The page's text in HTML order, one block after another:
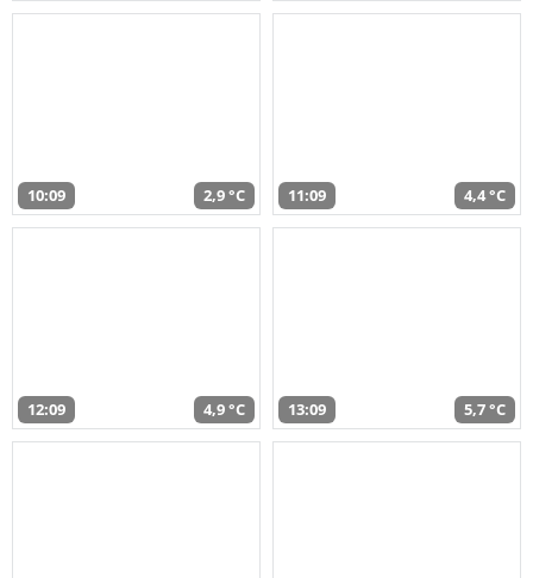
10:09 2,9 °C 11:09 4,4 °C
12:09 4,9 °C 13:09 5,7 °C